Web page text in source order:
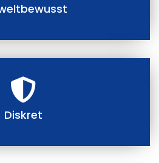
Diskret